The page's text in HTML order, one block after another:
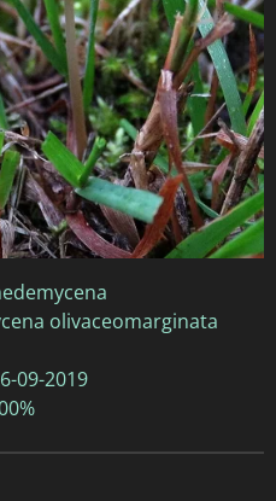
olivaceomarginata
09-2019